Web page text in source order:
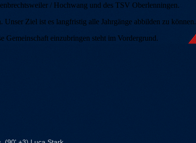
/ Hochwang und des TSV Oberlenningen.
Ziel ist es langfristig alle Jahrgänge abbilden zu können.
Gemeinschaft einzubringen steht im Vordergrund.